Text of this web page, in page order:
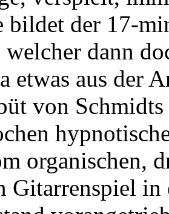
bildet der 17-
welcher dann
etwas aus der
von
organischen,
Gitarrenspiel in